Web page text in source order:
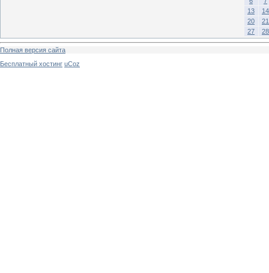
13
14
20
21
27
28
Полная версия сайта
Бесплатный хостинг uCoz